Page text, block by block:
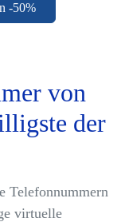
-50%
von
der
Telefonnummern
virtuelle